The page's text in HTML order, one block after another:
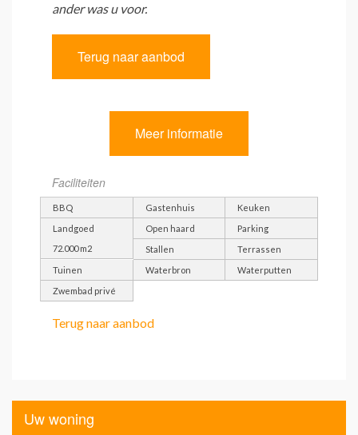
ander was u voor.
Terug naar aanbod
Meer informatie
Faciliteiten
BBQ Gastenhuis
Keuken
Landgoed
72.000 m2
Open haard
Parking
Stallen
Terrassen
Tuinen
Waterbron
Waterputten
Zwembad privé
Terug naar aanbod
Uw woning